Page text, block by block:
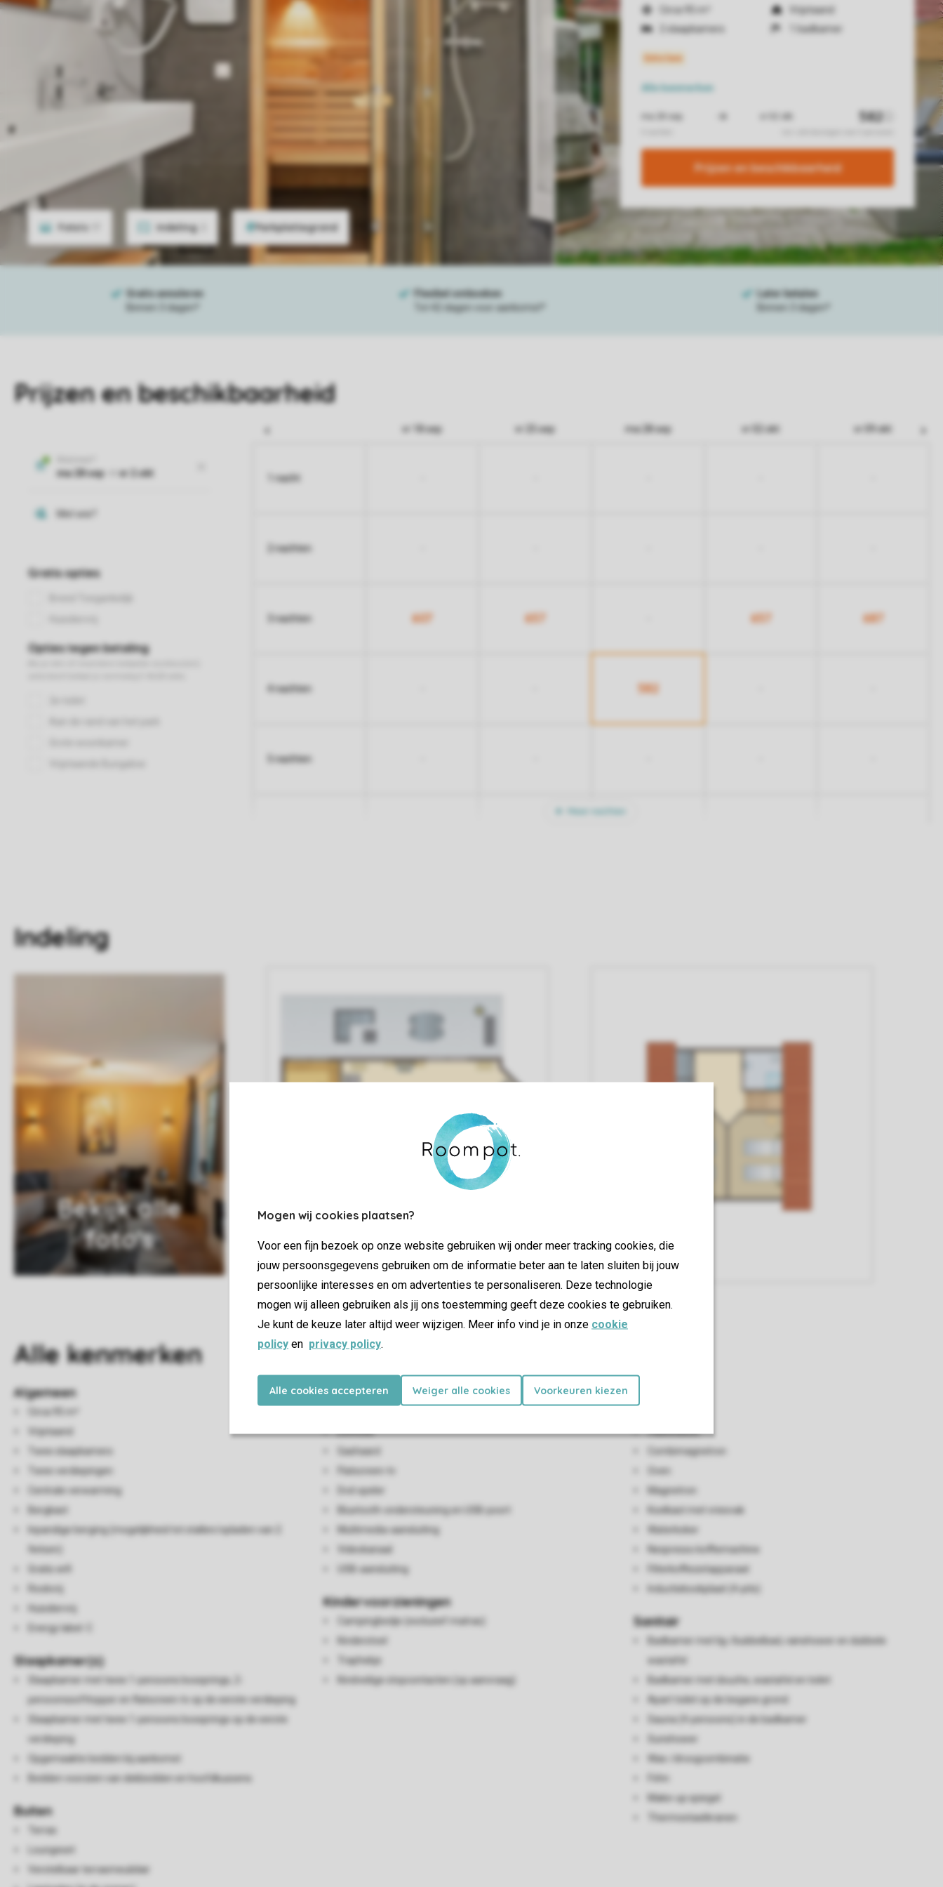
Mogen wij cookies plaatsen?
Voor een fijn bezoek op onze website gebruiken wij onder meer tracking cookies, die
jouw persoonsgegevens gebruiken om de informatie beter aan te laten sluiten bij jouw
persoonlijke interesses en om advertenties te personaliseren. Deze technologie
mogen wij alleen gebruiken als jij ons toestemming geeft deze cookies te gebruiken.
Je kunt de keuze later altijd weer wijzigen. Meer info vind je in onze cookie
policy en privacy policy.
Alle cookies accepteren Weiger alle cookies Voorkeuren kiezen
Foto's Indeling
Circa 95 m²
Vrijstaand
2 slaapkamers
1 badkamer
Alle kenmerken
Prijzen en beschikbaarheid
Prijzen en beschikbaarheid
vr 18 sep vr 25 sep ma 28 sep vr 02 okt vr 09 okt
1 nacht
2 nachten
3 nachten 607 657 657 687
4 nachten 582
5 nachten
Indeling
Bekijk alle
foto's
Allekenmerken
Algemeen
Circa 95 m²
Vrijstaand
Twee slaapkamers
Twee verdiepingen
Centrale verwarming
Bergkast
Inpandige berging (mogelijkheid tot stallen/opladen van 2
fietsen)
Gratis wifi
Rookvrij
Huisdiervrij
Energy label: C
Slaapkamer(s)
Slaapkamer met twee 1-persoons boxsprings, 2-
persoonssofttopper en flatscreen-tv op de eerste verdieping
Slaapkamer met twee 1-persoons boxsprings op de eerste
verdieping
Opgemaakte bedden bij aankomst
Bedden voorzien van dekbedden en hoofdkussens
Buiten
Terras
Loungeset
Verstelbaar terrasmeubilair
Woon-/eetkamer
Eethoek
Gashaard
Flatscreen-tv
Dvd-speler
Bluetooth-ondersteuning en USB-poort
Multimedia-aansluiting
Videokanaal
USB-aansluiting
Kindervoorzieningen
Campingbedje (exclusief matras)
Kinderstoel
Traphekje
Kindveilige stopcontacten (op aanvraag)
Vaatwasser
Combimagnetron
Oven
Magnetron
Koelkast met vriesvak
Waterkoker
Nespresso koffiemachine
Filterkoffiezetapparaat
Inductiekookplaat (4-pits)
Sanitair
Badkamer met lig-/bubbelbad, rainshower en dubbele
wastafel
Badkamer met douche, wastafel en toilet
Apart toilet op de begane grond
Sauna (4-persoons) in de badkamer
Sunshower
Was-/droogcombinatie
Make-up spiegel
Thermostaatkranen